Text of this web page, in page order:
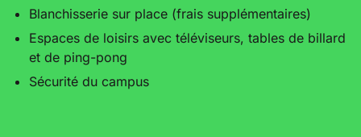
Blanchisserie sur place (frais supplémentaires)
Espaces de loisirs avec téléviseurs, tables de billard
et de ping-pong
Sécurité du campus